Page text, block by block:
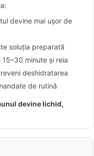
devine mai ușor de
soluția preparată
minute și reia
deshidratarea
de rutină
devine lichid,